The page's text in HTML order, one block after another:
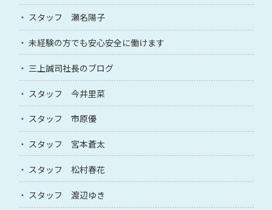
スタッフ 瀬名陽子
未経験の方でも安心安全に働けます
三上誠司社長のブログ
スタッフ 今井里菜
スタッフ 市原優
スタッフ 宮本蒼太
スタッフ 松村春花
スタッフ 渡辺ゆき